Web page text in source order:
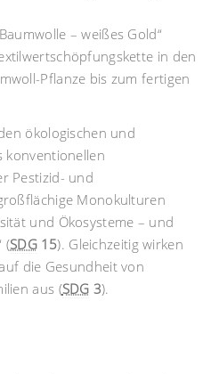
– weißes Gold“
in den
Pflanze bis zum fertigen
ökologischen und
konventionellen
Pestizid- und
Monokulturen
und Ökosysteme – und
(SDG15). Gleichzeitig wirken
die Gesundheit von
aus (SDG 3).